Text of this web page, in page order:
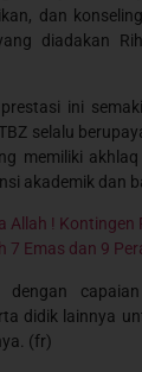
dan
diadakan
ini
selalu
memiliki
akademik dan
Allah ! Kontingen
7 Emas dan 9
dengan
didik lainnya
(fr)